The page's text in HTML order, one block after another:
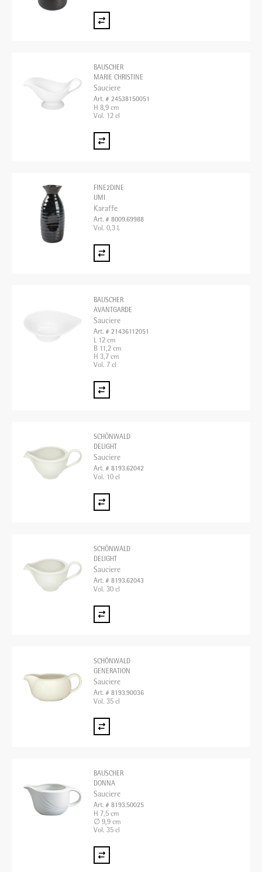
BAUSCHER
MARIE CHRISTINE
Sauciere
Art. # 24538150051
H 8,9 cm
Vol. 12 cl
FINE2DINE
UMI
Karaffe
Art. # 8009.69988
Vol. 0,3 L
BAUSCHER
AVANTGARDE
Sauciere
Art. # 21436112051
L 12 cm
B 11,2 cm
H 3,7 cm
Vol. 7 cl
SCHÖNWALD
DELIGHT
Sauciere
Art. # 8193.62042
Vol. 10 cl
SCHÖNWALD
DELIGHT
Sauciere
Art. # 8193.62043
Vol. 30 cl
SCHÖNWALD
GENERATION
Sauciere
Art. # 8193.90036
Vol. 35 cl
BAUSCHER
DONNA
Sauciere
Art. # 8193.50025
H 7,5 cm
∅ 9,9 cm
Vol. 35 cl